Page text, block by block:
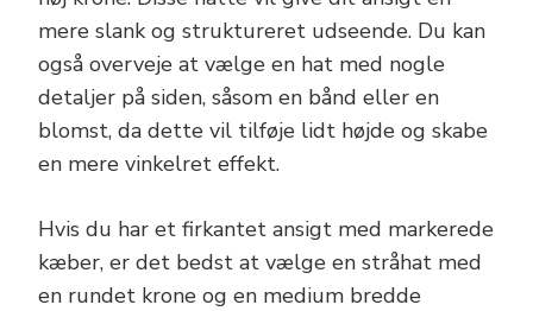
mere slank og struktureret udseende. Du kan
også overveje at vælge en hat med nogle
detaljer på siden, såsom en bånd eller en
blomst, da dette vil tilføje lidt højde og skabe
en mere vinkelret effekt.
Hvis du har et firkantet ansigt med markerede
kæber, er det bedst at vælge en stråhat med
en rundet krone og en medium bredde